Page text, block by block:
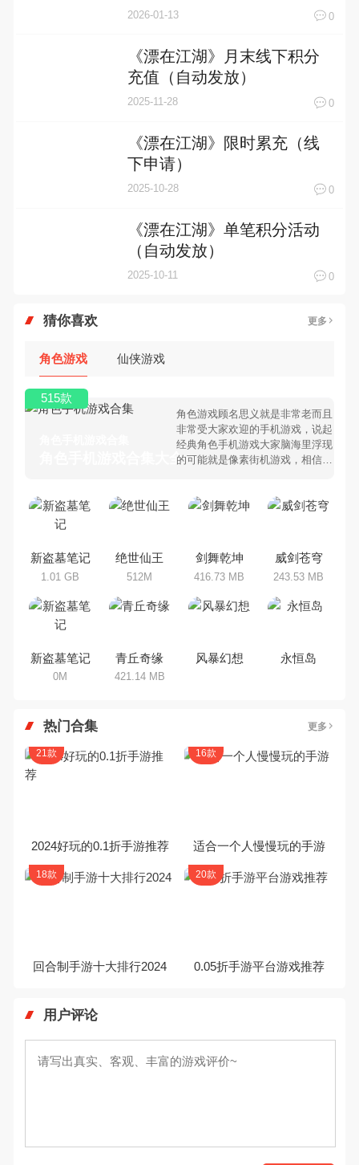
2026-01-13 0
《漂在江湖》月末线下积分
充值（自动发放）
2025-11-28 0
《漂在江湖》限时累充（线
下申请）
2025-10-28 0
《漂在江湖》单笔积分活动
（自动发放）
2025-10-11 0
猜你喜欢 更多
角色游戏 仙侠游戏
角色手机游戏合集大全 >
角色游戏顾名思义就是非常老而且
非常受大家欢迎的手机游戏，说起
经典角色手机游戏大家脑海里浮现
的可能就是像素街机游戏，相信很
色手机游戏有哪些呢？游戏今天，
集，欢迎大家前来选择下载体验
515款
新盗墓笔记
1.01 GB
绝世仙王
512M
剑舞乾坤
416.73 MB
威剑苍穹
243.53 MB
新盗墓笔记
0M
青丘奇缘
421.14 MB
风暴幻想 永恒岛
热门合集 更多
2024好玩的0.1折手游推荐
21款
适合一个人慢慢玩的手游
16款
回合制手游十大排行2024
18款
0.05折手游平台游戏推荐
20款
用户评论